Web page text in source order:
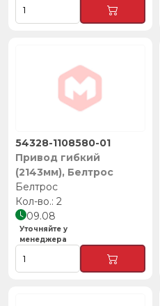
Привод гибкий
(2143мм), Белтрос
54328-1108580-01
Белтрос
2
09.08
Уточняйте у
менеджера